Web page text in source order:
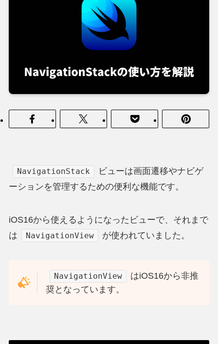
NavigationStack
ビューは画面遷移やナビゲ
ーションを管理するための便利な機能です。
iOS16から使えるようになったビューで、それまで
は
NavigationView が使われていました。
NavigationView
はiOS16から非推
奨となっています。